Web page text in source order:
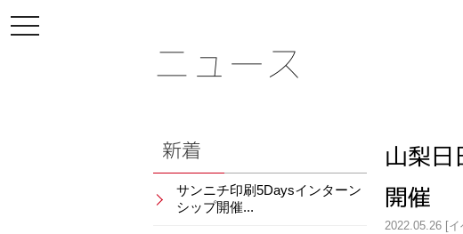
toggle
navigation
ニュース
山梨日
開催
2022.05.26 [イ
新着
サンニチ印刷5Daysインターン
シップ開催...